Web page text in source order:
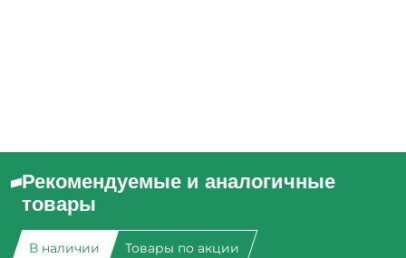
Рекомендуемые и аналогичные
товары
В наличии Товары по акции